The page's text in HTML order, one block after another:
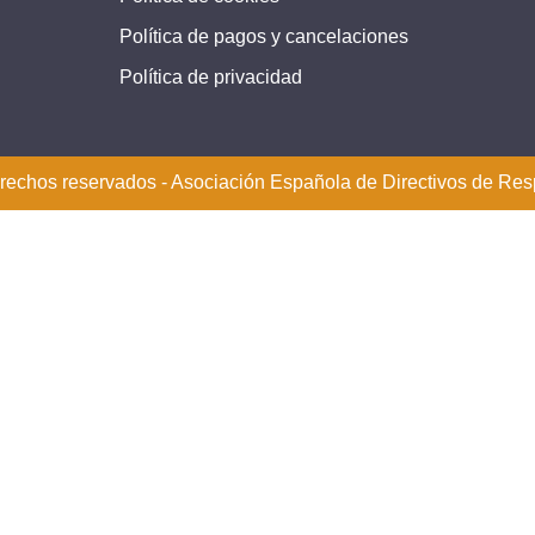
Política de pagos y cancelaciones
Política de privacidad
reservados - Asociación Española de Directivos de